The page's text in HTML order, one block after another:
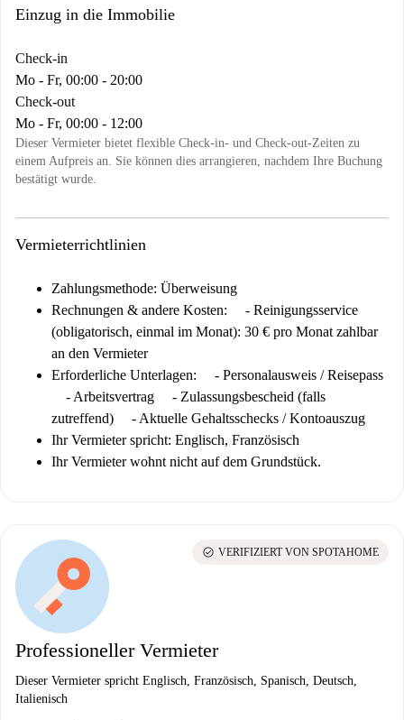
Einzug in die Immobilie
Check-in
Mo - Fr, 00:00 - 20:00
Check-out
Mo - Fr, 00:00 - 12:00
Dieser Vermieter bietet flexible Check-in- und Check-out-Zeiten zu
einem Aufpreis an. Sie können dies arrangieren, nachdem Ihre Buchung
bestätigt wurde.
Vermieterrichtlinien
Zahlungsmethode: Überweisung
Rechnungen & andere Kosten: - Reinigungsservice
(obligatorisch, einmal im Monat): 30 € pro Monat zahlbar
an den Vermieter
Erforderliche Unterlagen: - Personalausweis / Reisepass
- Arbeitsvertrag - Zulassungsbescheid (falls
zutreffend) - Aktuelle Gehaltsschecks / Kontoauszug
Ihr Vermieter spricht: Englisch, Französisch
Ihr Vermieter wohnt nicht auf dem Grundstück.
Professioneller Vermieter
Dieser Vermieter spricht Englisch, Französisch, Spanisch, Deutsch,
Italienisch
check_circle VERIFIZIERT VON SPOTAHOME